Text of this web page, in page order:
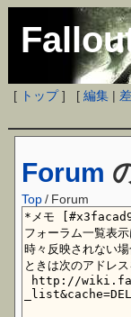
[ トップ] [編集 |
Forum
Top / Forum